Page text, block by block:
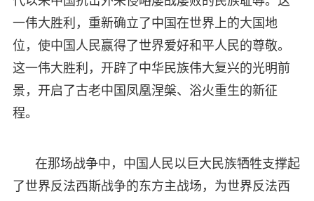
一伟大胜利，重新确立了中国在世界上的大国地
位，使中国人民赢得了世界爱好和平人民的尊敬。
这一伟大胜利，开辟了中华民族伟大复兴的光明前
景，开启了古老中国凤凰涅槃、浴火重生的新征
程。
在那场战争中，中国人民以巨大民族牺牲支撑起
了世界反法西斯战争的东方主战场，为世界反法西